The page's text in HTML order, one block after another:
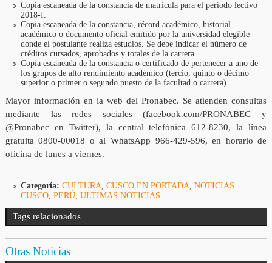
Copia escaneada de la constancia de matrícula para el período lectivo
2018-I.
Copia escaneada de la constancia, récord académico, historial
académico o documento oficial emitido por la universidad elegible
donde el postulante realiza estudios. Se debe indicar el número de
créditos cursados, aprobados y totales de la carrera.
Copia escaneada de la constancia o certificado de pertenecer a uno de
los grupos de alto rendimiento académico (tercio, quinto o décimo
superior o primer o segundo puesto de la facultad o carrera).
Mayor información en la web del Pronabec. Se atienden consultas
mediante las redes sociales (facebook.com/PRONABEC y
@Pronabec en Twitter), la central telefónica 612-8230, la línea
gratuita 0800-00018 o al WhatsApp 966-429-596, en horario de
oficina de lunes a viernes.
Categoría: CULTURA, CUSCO EN PORTADA, NOTICIAS
CUSCO, PERÚ, ULTIMAS NOTICIAS
Tags relacionados
Otras Noticias